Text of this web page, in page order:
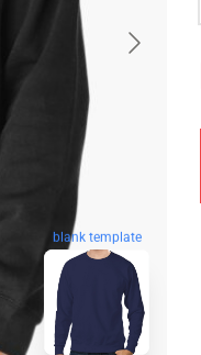
blank template